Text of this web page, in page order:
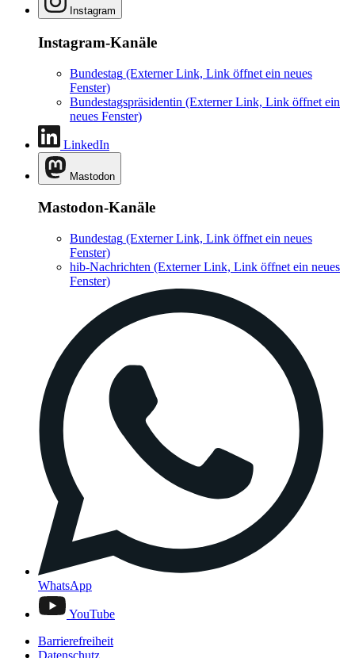
Instagram
Instagram-Kanäle
Bundestag (Externer Link, Link öffnet ein neues
Fenster)
Bundestagspräsidentin (Externer Link, Link öffnet ein
neues Fenster)
LinkedIn
Mastodon
Mastodon-Kanäle
Bundestag (Externer Link, Link öffnet ein neues
Fenster)
hib-Nachrichten (Externer Link, Link öffnet ein neues
Fenster)
WhatsApp
YouTube
Barrierefreiheit
Datenschutz